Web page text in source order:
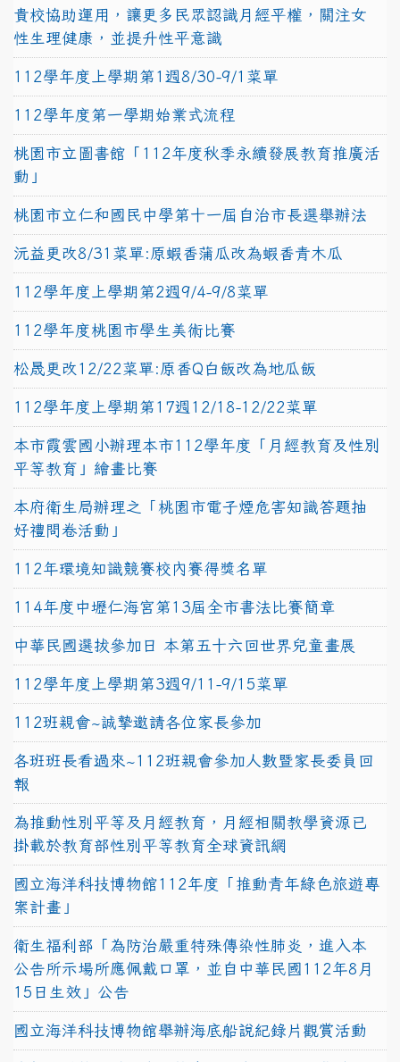
貴校協助運用，讓更多民眾認識月經平權，關注女
性生理健康，並提升性平意識
112學年度上學期第1週8/30-9/1菜單
112學年度第一學期始業式流程
桃園市立圖書館「112年度秋季永續發展教育推廣活
動」
桃園市立仁和國民中學第十一屆自治市長選舉辦法
沅益更改8/31菜單:原蝦香蒲瓜改為蝦香青木瓜
112學年度上學期第2週9/4-9/8菜單
112學年度桃園市學生美術比賽
松晟更改12/22菜單:原香Q白飯改為地瓜飯
112學年度上學期第17週12/18-12/22菜單
本市霞雲國小辦理本市112學年度「月經教育及性別
平等教育」繪畫比賽
本府衛生局辦理之「桃園市電子煙危害知識答題抽
好禮問卷活動」
112年環境知識競賽校內賽得獎名單
114年度中壢仁海宮第13屆全市書法比賽簡章
中華民國選拔參加日 本第五十六回世界兒童畫展
112學年度上學期第3週9/11-9/15菜單
112班親會~誠摯邀請各位家長參加
各班班長看過來~112班親會參加人數暨家長委員回
報
為推動性別平等及月經教育，月經相關教學資源已
掛載於教育部性別平等教育全球資訊網
國立海洋科技博物館112年度「推動青年綠色旅遊專
案計畫」
衛生福利部「為防治嚴重特殊傳染性肺炎，進入本
公告所示場所應佩戴口罩，並自中華民國112年8月
15日生效」公告
國立海洋科技博物館舉辦海底船說紀錄片觀賞活動